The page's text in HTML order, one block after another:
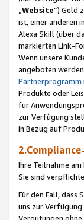
Website“) Geld
ist, einer anderen
Alexa Skill (über
markierten Link-
Wenn unsere
angeboten
Partnerprogramm
Produkte oder
für
zur Verfügung
in Bezug auf
Ihre Teilnahme
Sie sind
Für den Fall, dass
uns zur Verfügung
Vergütungen